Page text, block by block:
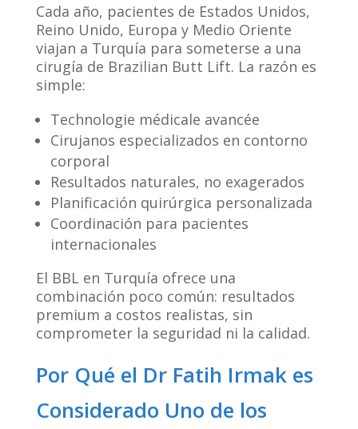
Cada año, pacientes de Estados Unidos,
Reino Unido, Europa y Medio Oriente
viajan a Turquía para someterse a una
cirugía de Brazilian Butt Lift. La razón es
simple:
Technologie médicale avancée
Cirujanos especializados en contorno
corporal
Resultados naturales, no exagerados
Planificación quirúrgica personalizada
Coordinación para pacientes
internacionales
El BBL en Turquía ofrece una
combinación poco común: resultados
premium a costos realistas, sin
comprometer la seguridad ni la calidad.
Por Qué el Dr Fatih Irmak es
Considerado Uno de los